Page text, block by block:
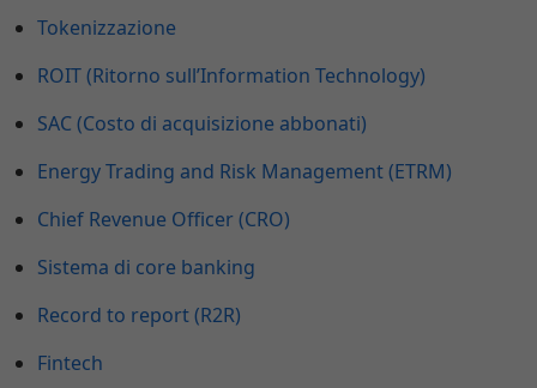
Tokenizzazione
ROIT (Ritorno sull’Information Technology)
SAC (Costo di acquisizione abbonati)
Energy Trading and Risk Management (ETRM)
Chief Revenue Officer (CRO)
Sistema di core banking
Record to report (R2R)
Fintech